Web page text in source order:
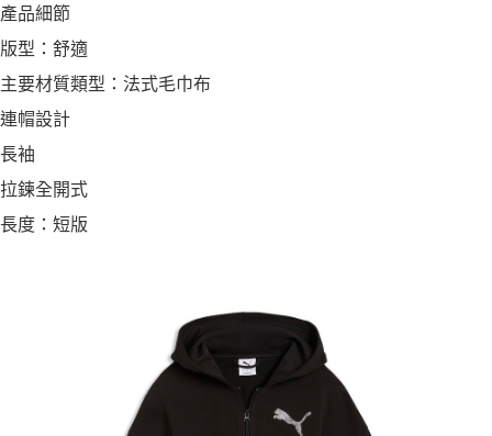
產品細節
版型：舒適
主要材質類型：法式毛巾布
連帽設計
長袖
拉鍊全開式
長度：短版